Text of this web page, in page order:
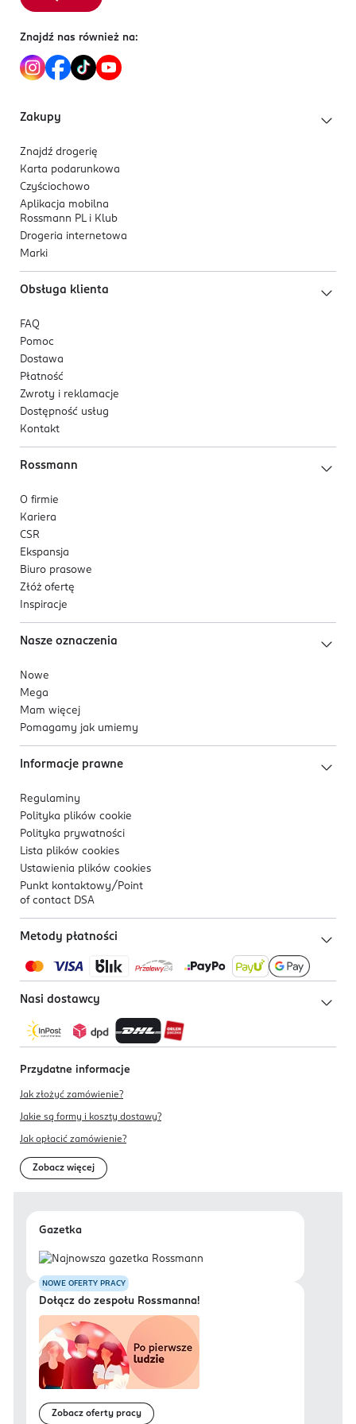
Znajdź nas również na:
Zakupy
Znajdź drogerię
Karta podarunkowa
Czyściochowo
Aplikacja mobilna
Rossmann PL i Klub
Drogeria internetowa
Marki
Obsługa klienta
FAQ
Pomoc
Dostawa
Płatność
Zwroty i reklamacje
Dostępność usług
Kontakt
Rossmann
O firmie
Kariera
CSR
Ekspansja
Biuro prasowe
Złóż ofertę
Inspiracje
Nasze oznaczenia
Nowe
Mega
Mam więcej
Pomagamy jak umiemy
Informacje prawne
Regulaminy
Polityka plików cookie
Polityka prywatności
Lista plików cookies
Ustawienia plików cookies
Punkt kontaktowy/ Point
of contact DSA
Metody płatności
Nasi dostawcy
Przydatne informacje
Jak złożyć zamówienie?
Jakie są formy i koszty dostawy?
Jak opłacić zamówienie?
Zobacz więcej
Gazetka
NOWE OFERTY PRACY
Dołącz do zespołu Rossmanna!
Zobacz oferty pracy